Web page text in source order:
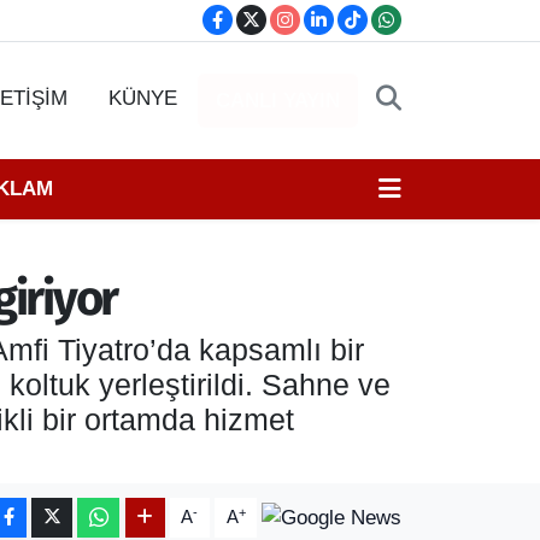
KÜNYE
Tiyatro’da kapsamlı bir
koltuk yerleştirildi. Sahne ve
bir ortamda hizmet
A- A+